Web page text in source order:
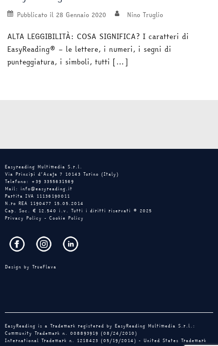
Pubblicato il 28 Gennaio 2020 Nino Truglio
ALTA LEGGIBILITÀ: COSA SIGNIFICA? I caratteri di
EasyReading® – le lettere, i numeri, i segni di
punteggiatura, i simboli, tutti […]
Easyreading Multimedia S.r.l.
Via Principi d’Acaja 7 10143 Torino (Italy)
Telefono: +39 3355631569
Mail: info@easyreading.it
Partita IVA 11136190011
N.ro REA 1190477 15.05.2014
Cap. Soc. € 12.540 i.v. Tutti i diritti riservati © 2025
Privacy Policy - Cookie Policy
Design by TrueFlava
EasyReading is a Trademark registered by EasyReading Multimedia S.r.l.:
Community Trademark n. 008893919 (08/24/2010)
International Trademark n. 1218423 (05/19/2014) - United States Trademark